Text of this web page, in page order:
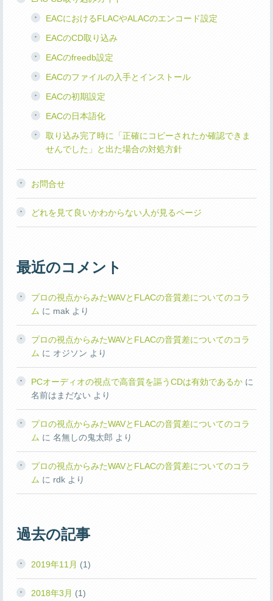
EACにおけるFLACやALACのエンコード設定
EACのCD取り込み
EACのfreedb設定
EACのファイルの入手とインストール
EACの初期設定
EACの日本語化
取り込み完了時に「正確にコピーされたか確認できま
せんでした」と出た場合の対処方針
お問合せ
どれを見て良いかわからない人が見るページ
最近のコメント
プロの視点からみたWAVとFLACの音質差についてのコラ
ム に makより
プロの視点からみたWAVとFLACの音質差についてのコラ
ム に オジソン より
PCオーディオの視点で高音質を謳うCDは有効であるかに
名前はまだないより
プロの視点からみたWAVとFLACの音質差についてのコラ
ム に 名無しの鬼太郎 より
プロの視点からみたWAVとFLACの音質差についてのコラ
ム に rdkより
過去の記事
2019年11月 (1)
2018年3月 (1)